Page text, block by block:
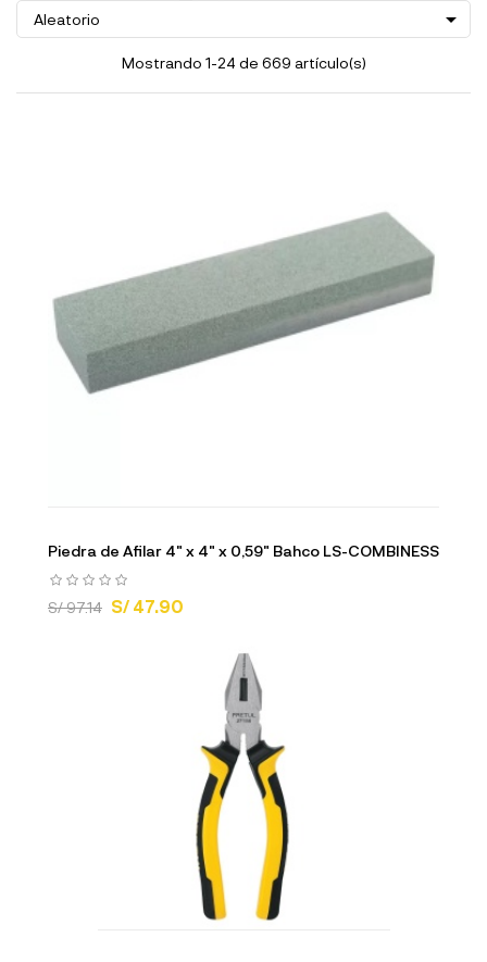
Aleatorio 
Mostrando 1-24 de 669 artículo(s)
Piedra de Afilar 4" x 4" x 0,59" Bahco LS-COMBINESS
S/ 97.14 S/ 47.90